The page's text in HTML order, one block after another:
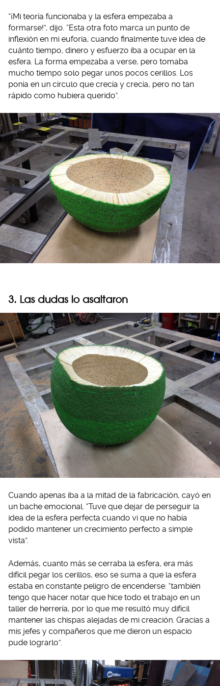
“¡Mi teoría funcionaba y la esfera empezaba a
formarse!”, dijo. “Esta otra foto marca un punto de
inflexión en mi euforia, cuando finalmente tuve idea de
cuánto tiempo, dinero y esfuerzo iba a ocupar en la
esfera. La forma empezaba a verse, pero tomaba
mucho tiempo solo pegar unos pocos cerillos. Los
ponía en un círculo que crecía y crecía, pero no tan
rápido como hubiera querido”.
3. Las dudas lo asaltaron
Cuando apenas iba a la mitad de la fabricación, cayó en
un bache emocional. “Tuve que dejar de perseguir la
idea de la esfera perfecta cuando vi que no había
podido mantener un crecimiento perfecto a simple
vista”.
Además, cuanto más se cerraba la esfera, era más
difícil pegar los cerillos, eso se suma a que la esfera
estaba en constante peligro de encenderse: “también
tengo que hacer notar que hice todo el trabajo en un
taller de herrería, por lo que me resultó muy difícil
mantener las chispas alejadas de mi creación. Gracias a
mis jefes y compañeros que me dieron un espacio
pude lograrlo”.